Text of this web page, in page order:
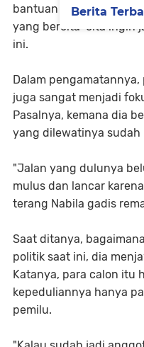
bantuan maupun ikut
yang bercita-cita ingin
ini.
Dalam
juga sangat menjadi
Pasalnya, kemana dia
yang dilewatinya sudah
"Jalan yang dulunya
mulus dan lancar
terang Nabila gadis
Saat ditanya,
politik saat ini, dia
Katanya, para calon itu
kepeduliannya hanya
pemilu.
Berita